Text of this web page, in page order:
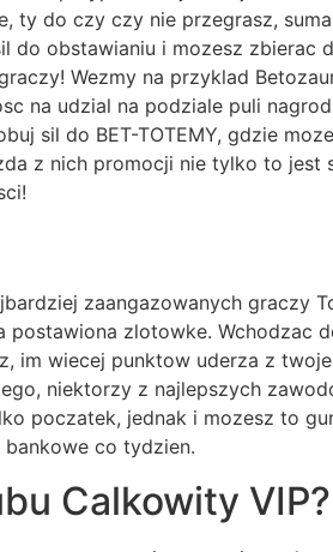
ty do czy czy nie przegrasz,
obstawianiu i mozesz zbierac
Wezmy na przyklad
na udzial na podziale puli
sil do BET-TOTEMY, gdzie
z nich promocji nie tylko to
zaangazowanych graczy
postawiona zlotowke. Wchodzac
im wiecej punktow uderza z
niektorzy z najlepszych
poczatek, jednak i mozesz to
co tydzien.
Calkowity VIP?